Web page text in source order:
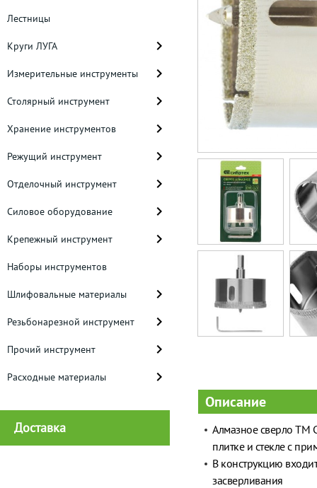
Лестницы
Круги ЛУГА
Измерительные инструменты
Столярный инструмент
Хранение инструментов
Режущий инструмент
Отделочный инструмент
Силовое оборудование
Крепежный инструмент
Наборы инструментов
Шлифовальные материалы
Резьбонарезной инструмент
Прочий инструмент
Расходные материалы
Доставка
Описание
Алмазное сверло ТМ
плитке и стекле с
В конструкцию
засверливания